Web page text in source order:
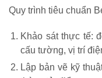
Quy trình tiêu chuẩn
Khảo sát thực tế:
cấu tường, vị trí
Lập bản vẽ kỹ